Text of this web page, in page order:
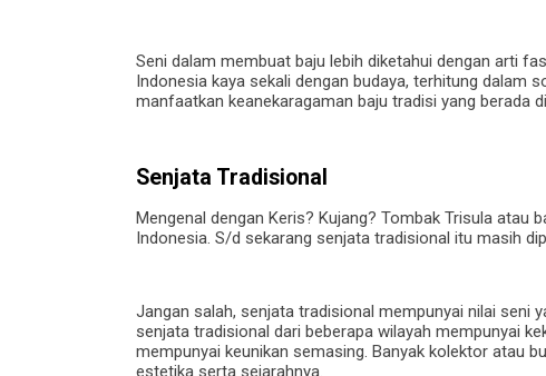
Seni dalam membuat baju lebih diketahui dengan arti
Indonesia kaya sekali dengan budaya, terhitung dalam
manfaatkan keanekaragaman baju tradisi yang berada
Senjata Tradisional
Mengenal dengan Keris? Kujang? Tombak Trisula atau
Indonesia. S/d sekarang senjata tradisional itu masih
Jangan salah, senjata tradisional mempunyai nilai seni
senjata tradisional dari beberapa wilayah mempunyai
mempunyai keunikan semasing. Banyak kolektor atau
estetika serta sejarahnya.